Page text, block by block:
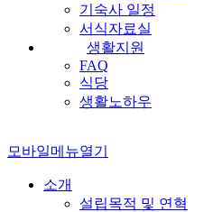
기숙사 일정
서식자료실
생활지원
FAQ
식당
생활노하우
모바일메뉴열기
소개
설립목적 및 연혁